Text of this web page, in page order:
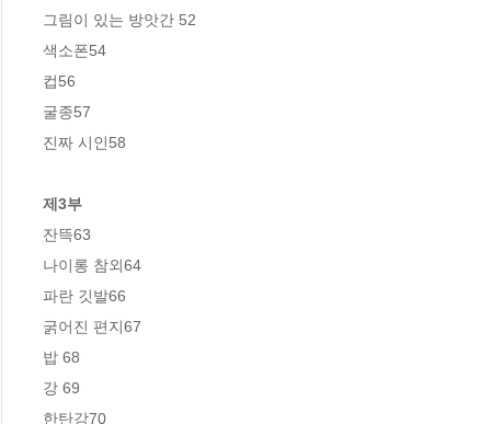
그림이 있는 방앗간 52
색소폰54
컵56
굴종57
진짜 시인58
제3부
잔뜩63
나이롱 참외64
파란 깃발66
굵어진 편지67
밥 68
강 69
한탄강70